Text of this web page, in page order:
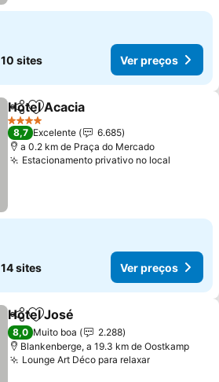
10 sites Ver preços
PartilharAdicionar aos favoritos
Hotel Acacia
4 Estrelas
8,7 Excelente
6.685
a 0.2 km de Praça do Mercado
Estacionamento privativo no local
14 sites Ver preços
PartilharAdicionar aos favoritos
Hotel José
8,0 Muito boa
2.288
Blankenberge, a 19.3 km de Oostkamp
Lounge Art Déco para relaxar